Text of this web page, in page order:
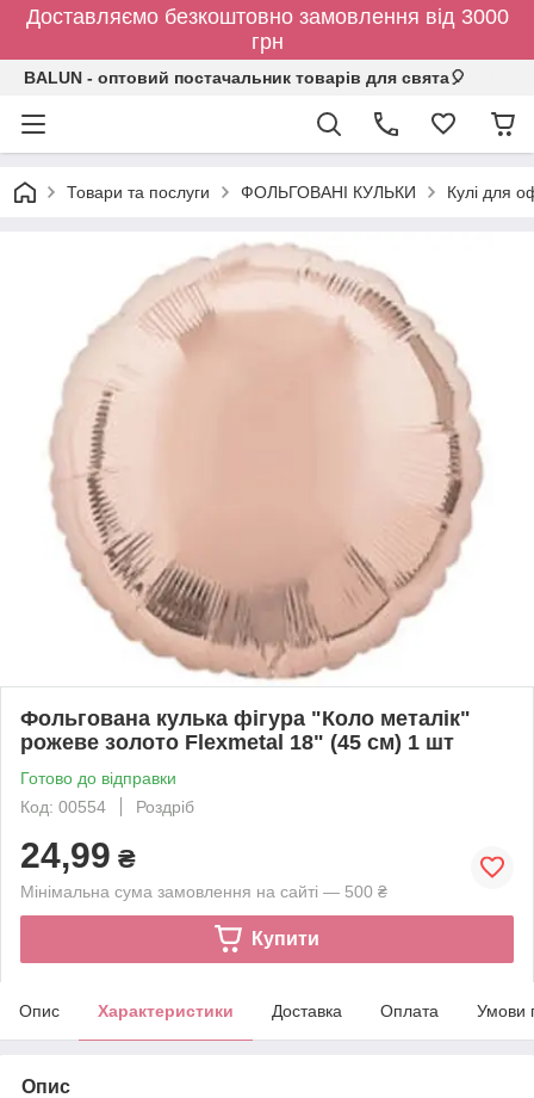
Доставляємо безкоштовно замовлення від 3000
грн
BALUN - оптовий постачальник товарів для свята🎈
Товари та послуги ФОЛЬГОВАНІ КУЛЬКИ Кулі для
Фольгована кулька фігура "Коло металік"
рожеве золото Flexmetal 18" (45 см) 1 шт
Готово до відправки
Код: 00554
Роздріб
24,99 ₴
Мінімальна сума замовлення на сайті — 500 ₴
Купити
Опис Характеристики Доставка Оплата Умови
Опис